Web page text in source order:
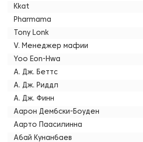
Kkat
Pharmama
Tony Lonk
V. Менеджер мафии
Yoo Eon-Hwa
А. Дж. Беттс
А. Дж. Риддл
А. Дж. Финн
Аарон Дембски-Боуден
Аарто Паасилинна
Абай Кунанбаев